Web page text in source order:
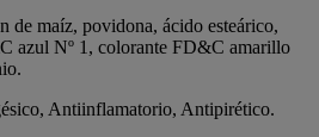
de maíz, povidona, ácido esteárico,
azul Nº 1, colorante FD&C amarillo
Antiinflamatorio, Antipirético.